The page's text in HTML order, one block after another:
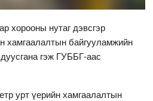
хорооны нутаг дэвсгэр
хамгаалалтын байгууламжийн
гэж ГУББГ-аас
урт үерийн хамгаалалтын